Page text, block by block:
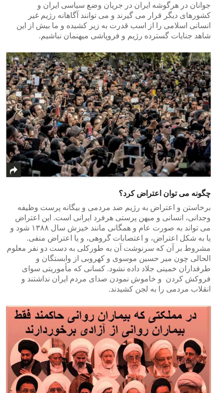
جوانان در هرگوشه ایران در جریان وضع سیاسی ایران و
کشورهای دیگر قرار می گیرند و می توانند آگاهانه رژیم غیر
انسانی اسلامی را از اسب قدرت به زیر کشیده و ما بیش از این
شاهد جنایات گسترده رژیم و فروپاشی میهنمان نباشیم.
چگونه می توان اعتراض کرد؟
برخاستن و اعتراض به رژیم ضد مردمی و بیگانه پرست وظیفه
وجدانی، انسانی و میهن پرستی هرفرد ایرانی است. این اعتراض
می تواند به صورت عام و همگانی مانند خیزش سال ۱۳۸۸ شود و
یا به شکل اعتراض، و اعتصابات گروهی، و یا اعتراض منفی.
مشروط بر آن که سرنوشت آن به طورکلی به دست دو نفر معلوم
الحالی چون میر حسین موسوی و کهروبی از وابستگان و
طرفداران خمینی جلاد داده نشود. کسانی که مأموریتی سوای
فروکش کردن و خاموش نمودن صدای مردم ایران نداشتند و
انقلاب مردمی را به لجن کشیدند.